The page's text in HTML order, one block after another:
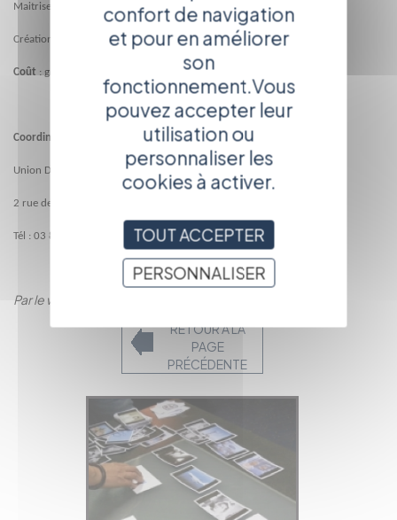
Maitrise technique de la table.
Création de corpus Expérimentation.
Coût : gratuit
Coordination Passeurs d'images Bourgogne / Karine Feuillet
Union Départementale des MJC de Côte-d’Or
2 rue de Bourges BP 62163—21021 DIJON Cedex
Tél : 03 80 43 60 42 / 06 70 70 86 87/ feuillet.karine@wanadoo.fr
Par le webmaster
RETOUR À LA
PAGE
PRÉCÉDENTE
confort de navigation
et pour en améliorer
son
fonctionnement.Vous
pouvez accepter leur
utilisation ou
personnaliser les
cookies à activer.
TOUT ACCEPTER
PERSONNALISER